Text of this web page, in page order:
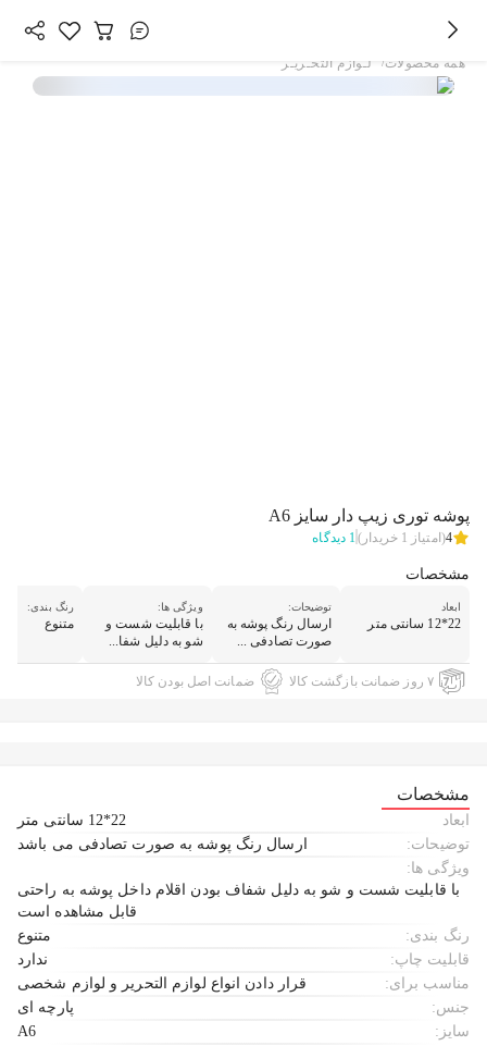
همه محصولات/ لـوازم التحـریـر
پوشه توری زیپ دار سایز A6
4(امتیاز 1 خریدار)1 دیدگاه
مشخصات
ابعاد
22*12 سانتی متر
توضیحات:
ارسال رنگ پوشه به
صورت تصادفی ...
ویژگی ها:
با قابلیت شست و
شو به دلیل شفا...
رنگ بندی:
متنوع
۷ روز ضمانت بازگشت کالا ضمانت اصل بودن کالا
مشخصات
ابعاد
22*12 سانتی متر
توضیحات:
ارسال رنگ پوشه به صورت تصادفی می باشد
ویژگی ها:
با قابلیت شست و شو به دلیل شفاف بودن اقلام داخل پوشه به راحتی
قابل مشاهده است
رنگ بندی:
متنوع
قابلیت چاپ:
ندارد
مناسب برای:
قرار دادن انواع لوازم التحریر و لوازم شخصی
جنس:
پارچه ای
سایز:
A6